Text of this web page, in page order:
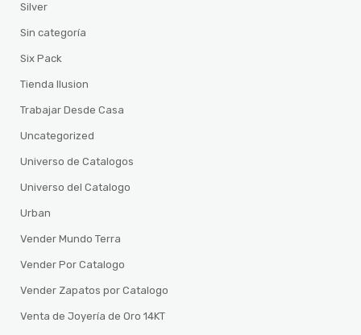
Silver
Sin categoría
Six Pack
Tienda Ilusion
Trabajar Desde Casa
Uncategorized
Universo de Catalogos
Universo del Catalogo
Urban
Vender Mundo Terra
Vender Por Catalogo
Vender Zapatos por Catalogo
Venta de Joyería de Oro 14KT